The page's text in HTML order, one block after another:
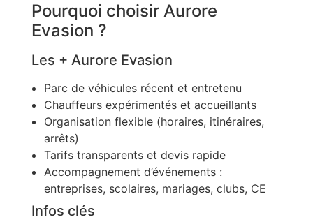
Pourquoi choisir Aurore
Evasion ?
Les + Aurore Evasion
Parc de véhicules récent et entretenu
Chauffeurs expérimentés et accueillants
Organisation flexible (horaires, itinéraires,
arrêts)
Tarifs transparents et devis rapide
Accompagnement d’événements :
entreprises, scolaires, mariages, clubs, CE
Infos clés